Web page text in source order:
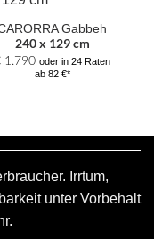
Auswahl
hinzufügen
Gabbeh
240 x 129 cm
1.790 oder in 24 Raten
ab 82 €*
Irrtum,
unter Vorbehalt